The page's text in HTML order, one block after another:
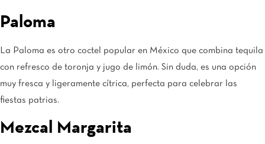
Paloma
La Paloma es otro coctel popular en México que combina tequila
con refresco de toronja y jugo de limón. Sin duda, es una opción
muy fresca y ligeramente cítrica, perfecta para celebrar las
fiestas patrias.
Mezcal Margarita